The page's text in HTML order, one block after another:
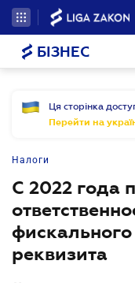
БІЗНЕС
Ця сторінка
Перейти на
Налоги
С 2022 года
фискального
реквизита